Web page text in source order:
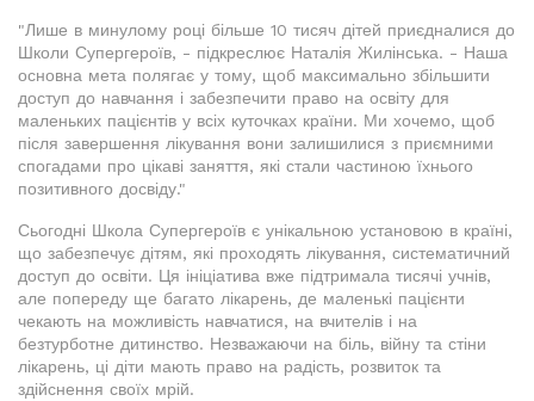
"Лише в минулому році більше 10 тисяч дітей приєдналися до
Школи Супергероїв, - підкреслює Наталія Жилінська. - Наша
основна мета полягає у тому, щоб максимально збільшити
доступ до навчання і забезпечити право на освіту для
маленьких пацієнтів у всіх куточках країни. Ми хочемо, щоб
після завершення лікування вони залишилися з приємними
спогадами про цікаві заняття, які стали частиною їхнього
позитивного досвіду."
Сьогодні Школа Супергероїв є унікальною установою в країні,
що забезпечує дітям, які проходять лікування, систематичний
доступ до освіти. Ця ініціатива вже підтримала тисячі учнів,
але попереду ще багато лікарень, де маленькі пацієнти
чекають на можливість навчатися, на вчителів і на
безтурботне дитинство. Незважаючи на біль, війну та стіни
лікарень, ці діти мають право на радість, розвиток та
здійснення своїх мрій.